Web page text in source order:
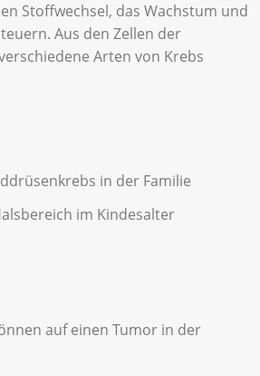
Stoffwechsel, das Wachstum und
Aus den Zellen der
Arten von Krebs
in der Familie
im Kindesalter
auf einen Tumor in der